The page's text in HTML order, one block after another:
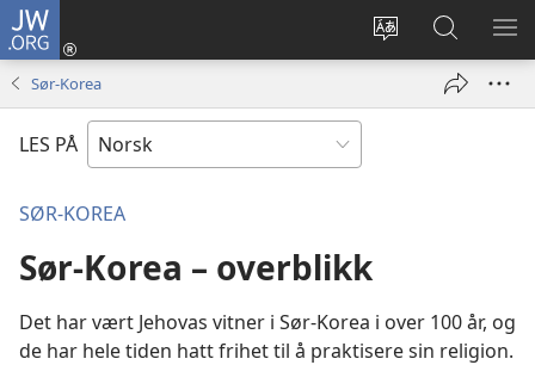
JW.ORG
Endre
Logg
inn
vindu)
Søk
på
JW.ORG
VIS
Sør-Korea
LES PÅ
SØR-KOREA
Sør-Korea – overblikk
Det har vært Jehovas vitner i Sør-Korea i over 100 år, og
de har hele tiden hatt frihet til å praktisere sin religion.